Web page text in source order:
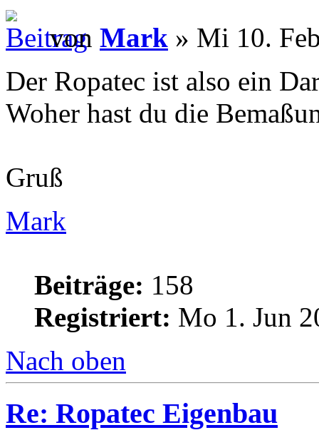
von Mark » Mi 10.
Der Ropatec ist also ein
Woher hast du die
Gruß
Mark
Beiträge: 158
Registriert: Mo 1. Jun
Nach oben
Re: Ropatec Eigenbau